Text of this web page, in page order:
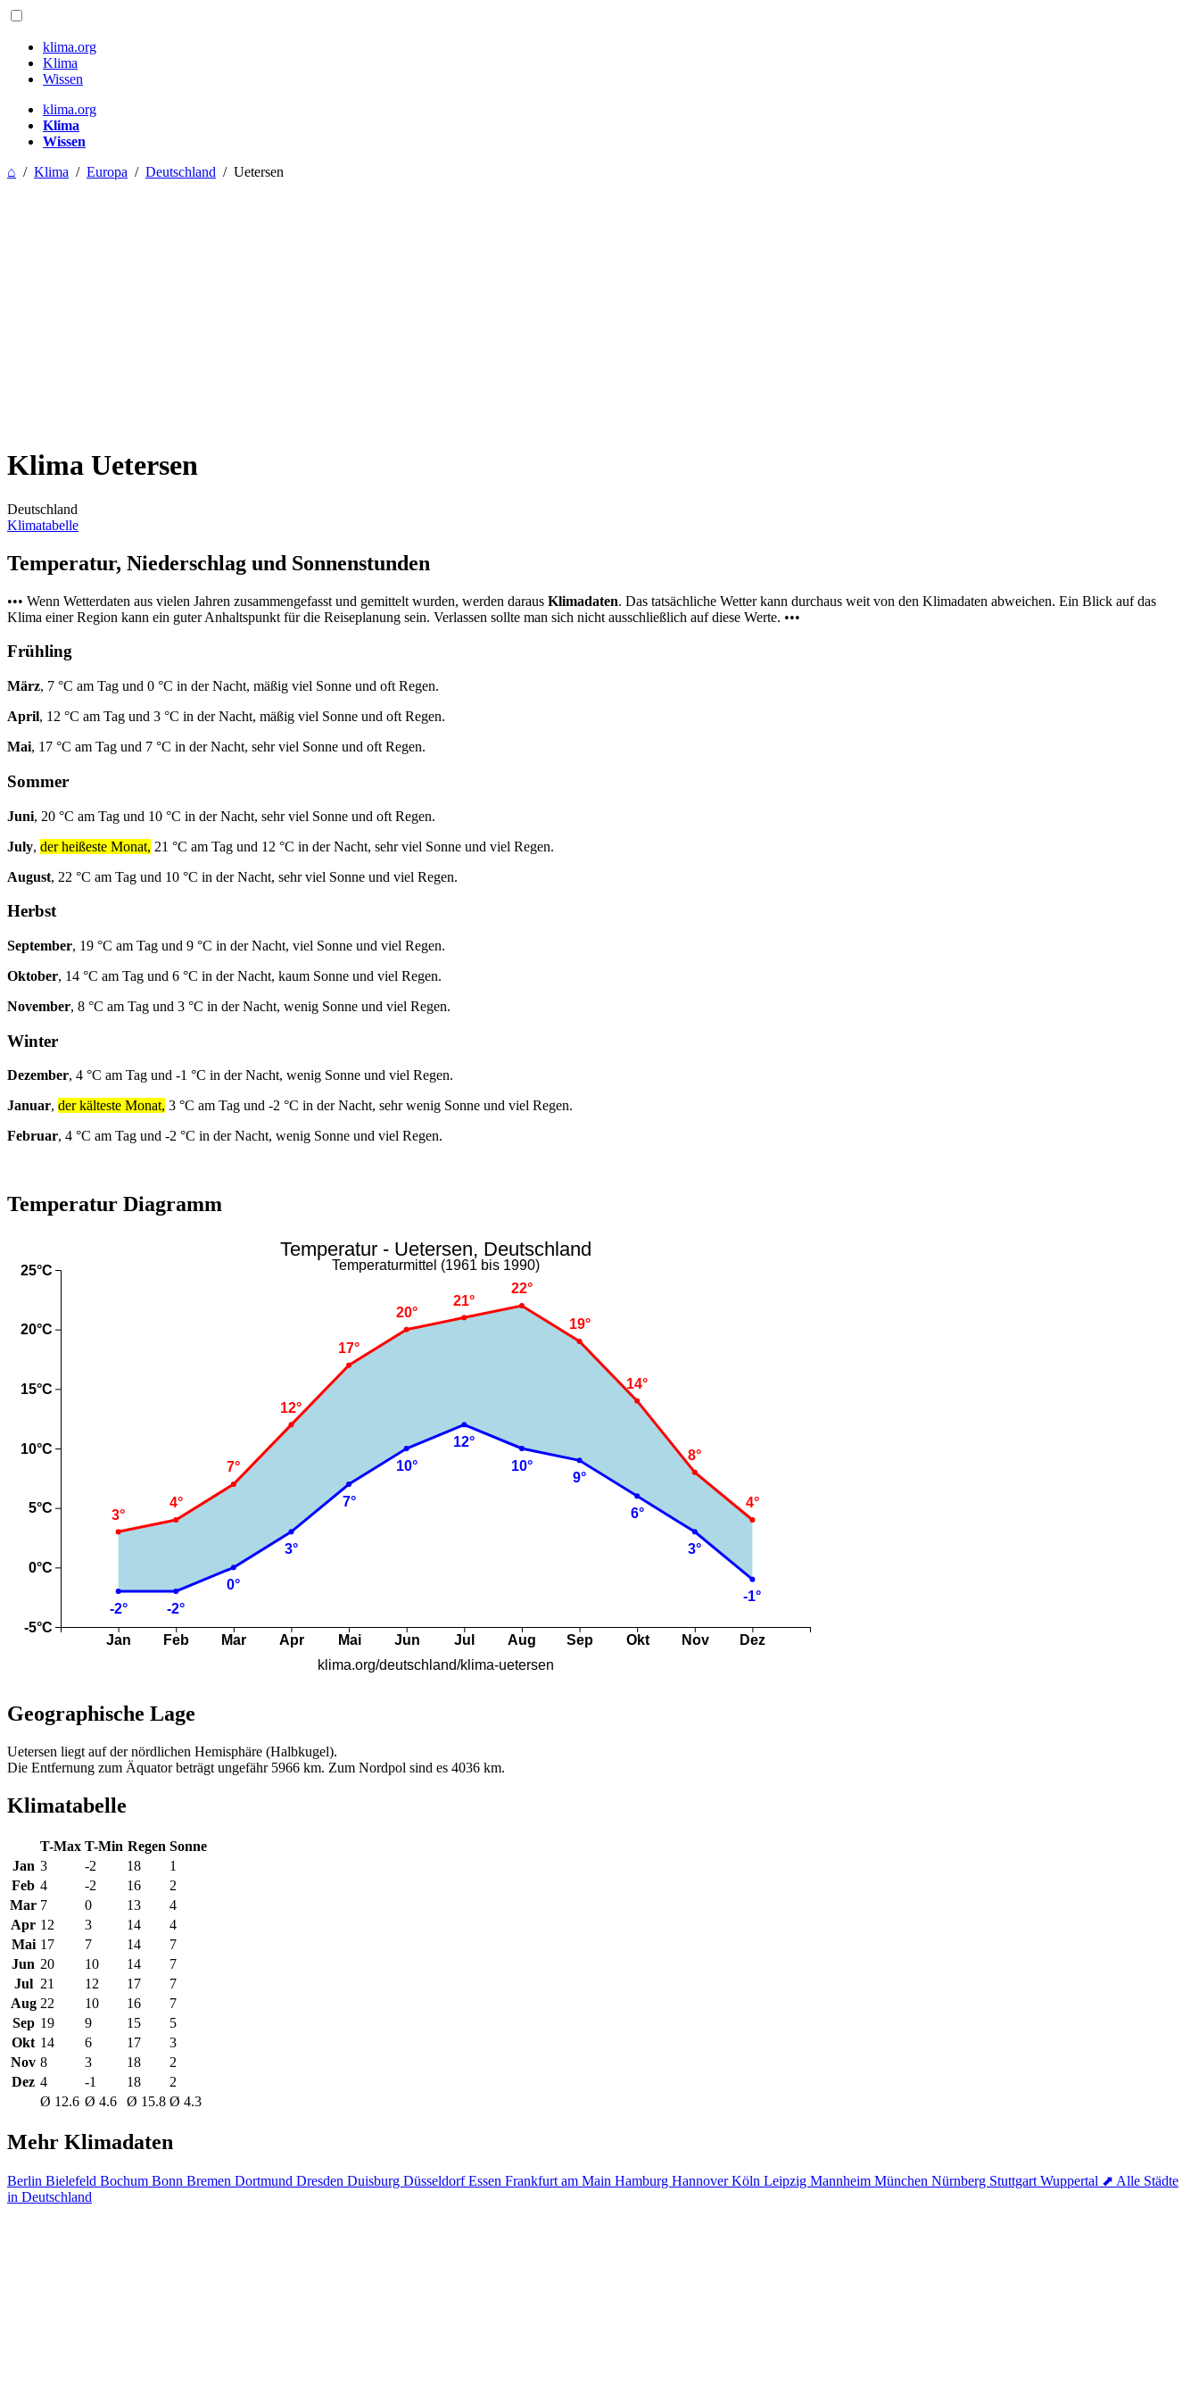
klima.org
Klima
Wissen
klima.org
Klima
Wissen
⌂ / Klima / Europa / Deutschland / Uetersen
Klima Uetersen
Deutschland
Klimatabelle
Temperatur, Niederschlag und Sonnenstunden
••• Wenn Wetterdaten aus vielen Jahren zusammengefasst und gemittelt wurden, werden daraus Klimadaten. Das tatsächliche Wetter kann durchaus weit von den Klimadaten abweichen. Ein Blick auf das
Klima einer Region kann ein guter Anhaltspunkt für die Reiseplanung sein. Verlassen sollte man sich nicht ausschließlich auf diese Werte. •••
Frühling
März, 7 °C am Tag und 0 °C in der Nacht, mäßig viel Sonne und oft Regen.
April, 12 °C am Tag und 3 °C in der Nacht, mäßig viel Sonne und oft Regen.
Mai, 17 °C am Tag und 7 °C in der Nacht, sehr viel Sonne und oft Regen.
Sommer
Juni, 20 °C am Tag und 10 °C in der Nacht, sehr viel Sonne und oft Regen.
July, der heißeste Monat, 21 °C am Tag und 12 °C in der Nacht, sehr viel Sonne und viel Regen.
August, 22 °C am Tag und 10 °C in der Nacht, sehr viel Sonne und viel Regen.
Herbst
September, 19 °C am Tag und 9 °C in der Nacht, viel Sonne und viel Regen.
Oktober, 14 °C am Tag und 6 °C in der Nacht, kaum Sonne und viel Regen.
November, 8 °C am Tag und 3 °C in der Nacht, wenig Sonne und viel Regen.
Winter
Dezember, 4 °C am Tag und -1 °C in der Nacht, wenig Sonne und viel Regen.
Januar, der kälteste Monat, 3 °C am Tag und -2 °C in der Nacht, sehr wenig Sonne und viel Regen.
Februar, 4 °C am Tag und -2 °C in der Nacht, wenig Sonne und viel Regen.
Temperatur Diagramm
Geographische Lage
Uetersen liegt auf der nördlichen Hemisphäre (Halbkugel).
Die Entfernung zum Äquator beträgt ungefähr 5966 km. Zum Nordpol sind es 4036 km.
Klimatabelle
T-Max T-Min Regen Sonne
Jan 3 -2 18
1
Feb 4 -2 16
2
Mar 7 0 13
4
Apr 12 3 14
4
Mai 17 7 14
7
Jun 20 10 14
7
Jul 21 12 17
7
Aug 22 10 16
7
Sep 19 9 15
5
Okt 14 6 17
3
Nov 8 3 18
2
Dez 4 -1 18
2
Ø 12.6 Ø 4.6 Ø 15.8 Ø 4.3
Mehr Klimadaten
Berlin Bielefeld Bochum Bonn Bremen Dortmund Dresden Duisburg DüsseldorfEssen Frankfurt am Main Hamburg HannoverKöln Leipzig Mannheim München Nürnberg Stuttgart Wuppertal ⬈ Alle Städte
in Deutschland